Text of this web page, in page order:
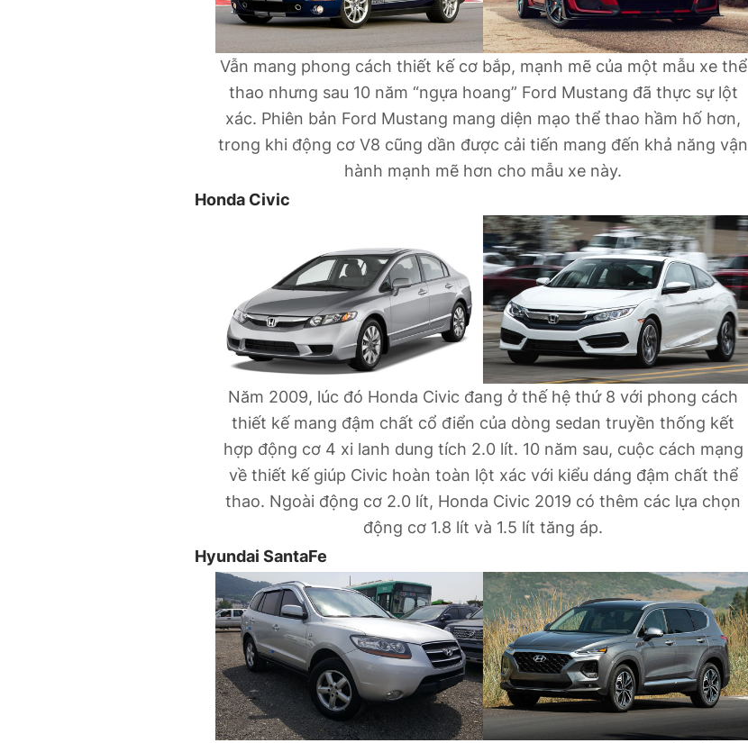
Vẫn mang phong cách thiết kế cơ bắp, mạnh mẽ của một mẫu xe thể
thao nhưng sau 10 năm “ngựa hoang” Ford Mustang đã thực sự lột
xác. Phiên bản Ford Mustang mang diện mạo thể thao hầm hố hơn,
trong khi động cơ V8 cũng dần được cải tiến mang đến khả năng vận
hành mạnh mẽ hơn cho mẫu xe này.
Honda Civic
Năm 2009, lúc đó Honda Civic đang ở thế hệ thứ 8 với phong cách
thiết kế mang đậm chất cổ điển của dòng sedan truyền thống kết
hợp động cơ 4 xi lanh dung tích 2.0 lít. 10 năm sau, cuộc cách mạng
về thiết kế giúp Civic hoàn toàn lột xác với kiểu dáng đậm chất thể
thao. Ngoài động cơ 2.0 lít, Honda Civic 2019 có thêm các lựa chọn
động cơ 1.8 lít và 1.5 lít tăng áp.
Hyundai SantaFe